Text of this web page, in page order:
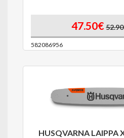
47.50€
582086956
HUSQVARNA LAIPPA